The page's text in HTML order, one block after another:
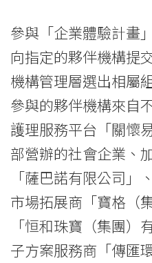
參與「企業體驗計畫
向指定的夥伴機構提
機構管理層選出相屬
參與的夥伴機構來自
護理服務平台「關懷
部營辦的社會企業、
「薩巴諾有限公司」
市場拓展商「寶格（
「恒和珠寶（集團）
子方案服務商「傳匯